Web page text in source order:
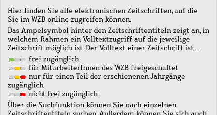
Hier finden Sie alle elektronischen Zeitschriften, auf die
Sie im WZB online zugreifen können.
Das Ampelsymbol hinter den Zeitschriftentiteln zeigt an, in
welchem Rahmen ein Volltextzugriff auf die jeweilige
Zeitschrift möglich ist. Der Volltext einer Zeitschrift ist …
frei zugänglich
für MitarbeiterInnen des WZB freigeschaltet
nur für einen Teil der erschienenen Jahrgänge
zugänglich
nicht frei zugänglich
Über die Suchfunktion können Sie nach einzelnen